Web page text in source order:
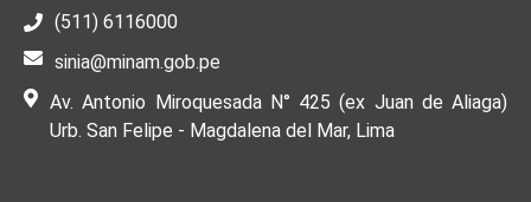
(511) 6116000
sinia@minam.gob.pe
Av. Antonio Miroquesada N° 425 (ex Juan de Aliaga)
Urb. San Felipe - Magdalena del Mar, Lima